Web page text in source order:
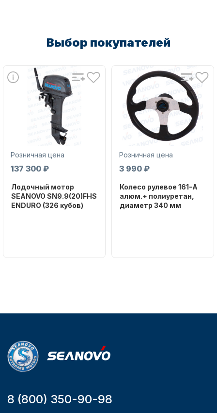
Выбор покупателей
Розничная цена
137 300 ₽
Лодочный мотор
SEANOVO SN9.9(20)FHS
ENDURO (326 кубов)
Розничная цена
3 990 ₽
Колесо рулевое 161-A
алюм.+ полиуретан,
диаметр 340 мм
8 (800) 350-90-98